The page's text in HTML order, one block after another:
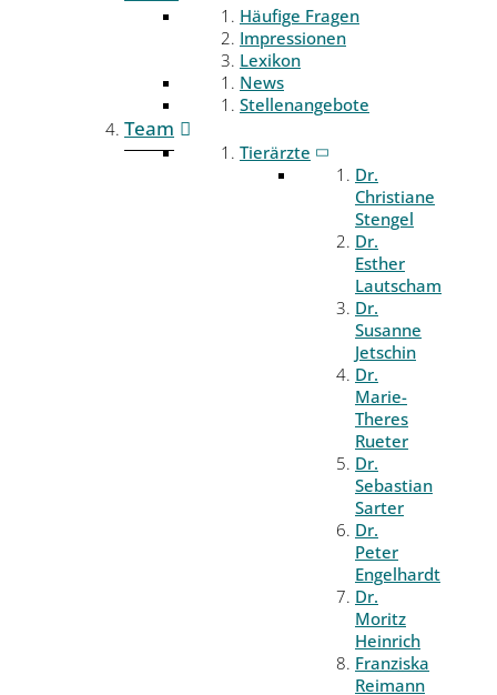
Häufige Fragen
Impressionen
Lexikon
News
Stellenangebote
Team
Tierärzte
Dr.
Christiane
Stengel
Dr.
Esther
Lautscham
Dr.
Susanne
Jetschin
Dr.
Marie-
Theres
Rueter
Dr.
Sebastian
Sarter
Dr.
Peter
Engelhardt
Dr.
Moritz
Heinrich
Franziska
Reimann